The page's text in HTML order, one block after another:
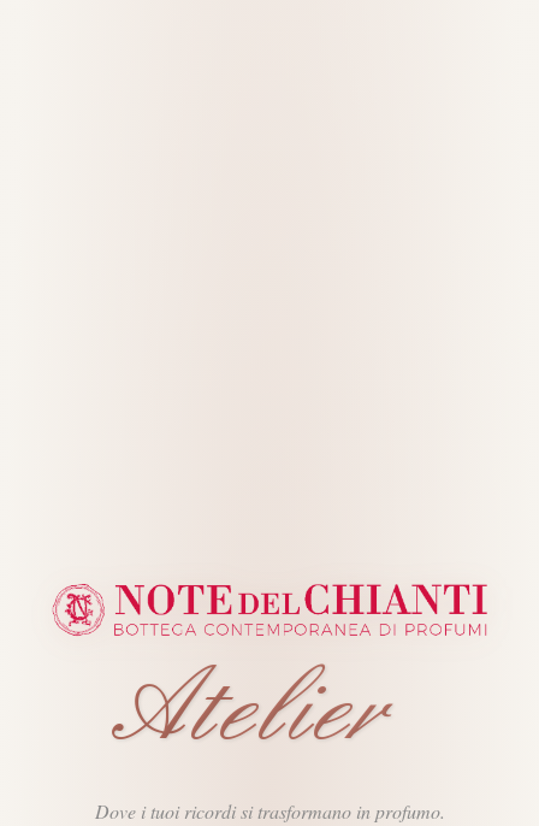
Atelier
Dove i tuoi ricordi si trasformano in profumo.